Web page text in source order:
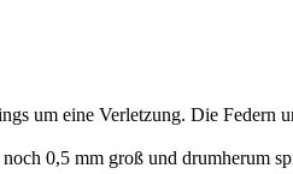
um eine Verletzung. Die Federn
0,5 mm groß und drumherum